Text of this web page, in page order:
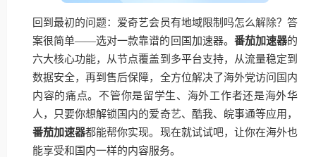
回到最初的问题：爱奇艺会员有地域限制吗怎么解除？答
案很简单——选对一款靠谱的回国加速器。 番茄加速器的
六大核心功能，从节点覆盖到多平台支持，从流量稳定到
数据安全，再到售后保障，全方位解决了海外党访问国内
内容的痛点。不管你是留学生、海外工作者还是海外华
人，只要你想解锁国内的爱奇艺、酷我、皖事通等应用，
番茄加速器都能帮你实现。现在就试试吧，让你在海外也
能享受和国内一样的内容服务。